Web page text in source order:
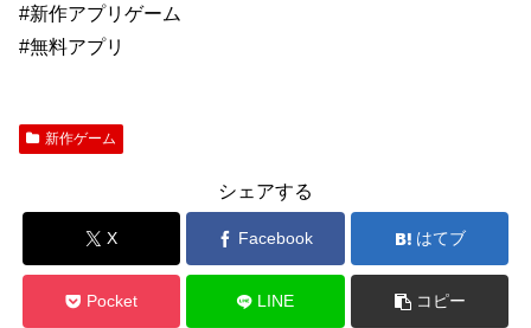
#新作アプリゲーム
#無料アプリ
新作ゲーム
シェアする
X Facebook はてブ
Pocket LINE コピー